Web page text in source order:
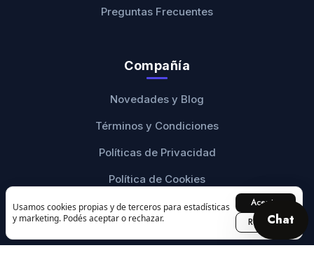
Usamos cookies propias y de terceros para estadísticas
y marketing. Podés aceptar o rechazar.
Aceptar
Rechazar
Preguntas Frecuentes
Compañía
Novedades y Blog
Términos y Condiciones
Políticas de Privacidad
Política de Cookies
Botón de Arrepentimiento
Chat